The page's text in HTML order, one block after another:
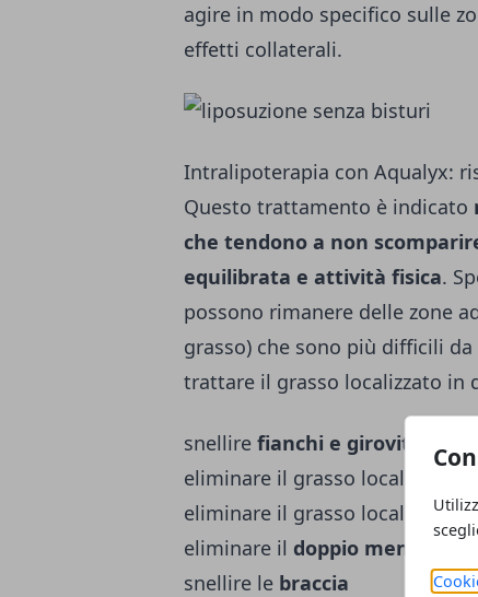
agire in modo specifico sulle
effetti collaterali.
Intralipoterapia con Aqualyx:
Questo trattamento è indicato
che tendono a non
equilibrata e attività fisica.
possono rimanere delle zone
grasso) che sono più difficili
trattare il grasso localizzato in
snellire fianchi e girovita
eliminare il grasso localizzato
eliminare il grasso localizzato
eliminare il doppio mento
snellire le braccia